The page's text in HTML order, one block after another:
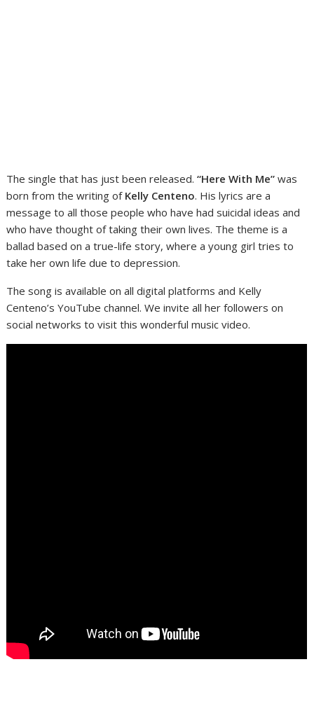
The single that has just been released. “Here With Me” was
born from the writing of Kelly Centeno. His lyrics are a
message to all those people who have had suicidal ideas and
who have thought of taking their own lives. The theme is a
ballad based on a true-life story, where a young girl tries to
take her own life due to depression.
The song is available on all digital platforms and Kelly
Centeno’s YouTube channel. We invite all her followers on
social networks to visit this wonderful music video.